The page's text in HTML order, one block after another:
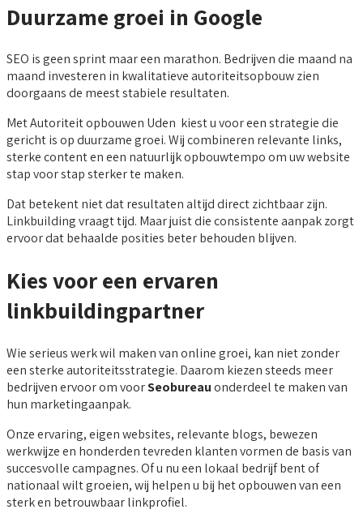
Duurzame groei in Google
SEO is geen sprint maar een marathon. Bedrijven die maand na
maand investeren in kwalitatieve autoriteitsopbouw zien
doorgaans de meest stabiele resultaten.
Met Autoriteit opbouwen Uden kiest u voor een strategie die
gericht is op duurzame groei. Wij combineren relevante links,
sterke content en een natuurlijk opbouwtempo om uw website
stap voor stap sterker te maken.
Dat betekent niet dat resultaten altijd direct zichtbaar zijn.
Linkbuilding vraagt tijd. Maar juist die consistente aanpak zorgt
ervoor dat behaalde posities beter behouden blijven.
Kies voor een ervaren
linkbuildingpartner
Wie serieus werk wil maken van online groei, kan niet zonder
een sterke autoriteitsstrategie. Daarom kiezen steeds meer
bedrijven ervoor om voorSeobureauonderdeel te maken van
hun marketingaanpak.
Onze ervaring, eigen websites, relevante blogs, bewezen
werkwijze en honderden tevreden klanten vormen de basis van
succesvolle campagnes. Of u nu een lokaal bedrijf bent of
nationaal wilt groeien, wij helpen u bij het opbouwen van een
sterk en betrouwbaar linkprofiel.